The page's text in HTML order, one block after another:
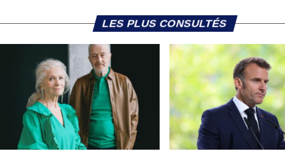
LES PLUS CONSULTÉS